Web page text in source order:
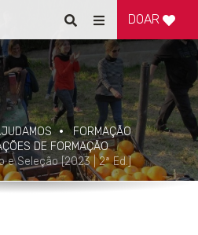
Pesquisar
Alternar
de
navegação
DOAR
FORMAÇÃO
DE FORMAÇÃO
e Seleção [2023 | 2ª Ed.]